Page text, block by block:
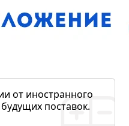
от иностранного
поставок.